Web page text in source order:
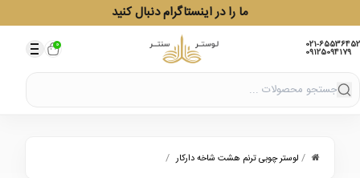
ما را در اینستاگرام دنبال کنید
021-65536452
09125094179
0
/ لوستر چوبی ترنم هشت شاخه دارکار /